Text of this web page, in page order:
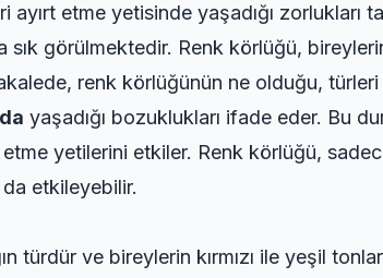
ayırt etme yetisinde yaşadığı
görülmektedir. Renk körlüğü,
renk körlüğünün ne olduğu,
yaşadığı bozuklukları ifade eder. Bu
yetilerini etkiler. Renk körlüğü,
etkileyebilir.
türdür ve bireylerin kırmızı ile yeşil